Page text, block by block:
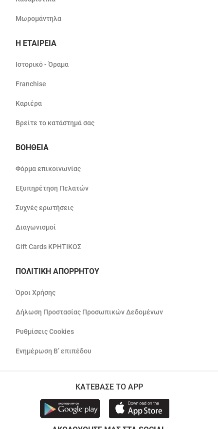
Μωρομάντηλα
Η ΕΤΑΙΡΕΙΑ
Ιστορικό - Όραμα
Franchise
Καριέρα
Βρείτε το κατάστημά σας
ΒΟΗΘΕΙΑ
Φόρμα επικοινωνίας
Εξυπηρέτηση Πελατών
Συχνές ερωτήσεις
Διαγωνισμοί
Gift Cards ΚΡΗΤΙΚΟΣ
ΠΟΛΙΤΙΚΗ ΑΠΟΡΡΗΤΟΥ
Όροι Χρήσης
Δήλωση Προστασίας Προσωπικών Δεδομένων
Ρυθμίσεις Cookies
Ενημέρωση Β’ επιπέδου
ΚΑΤΕΒΑΣΕ ΤΟ APP